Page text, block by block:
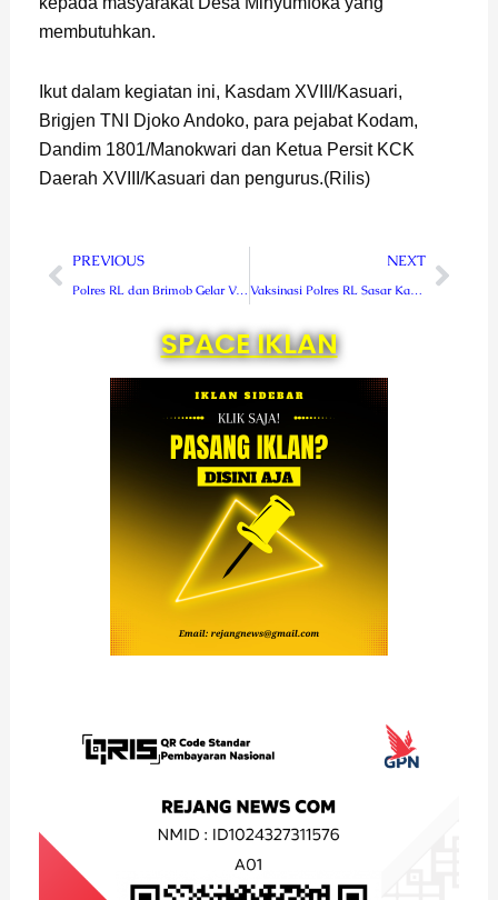
membutuhkan.
Ikut dalam kegiatan ini, Kasdam XVIII/Kasuari,
Brigjen TNI Djoko Andoko, para pejabat Kodam,
Dandim 1801/Manokwari dan Ketua Persit KCK
Daerah XVIII/Kasuari dan pengurus.(Rilis)
Prev
PREVIOUS
Polres RL dan Brimob Gelar Vaksinasi Massal
NEXT
Vaksinasi Polres RL Sasar Kantor Samsat Curup
Next
SPACE IKLAN